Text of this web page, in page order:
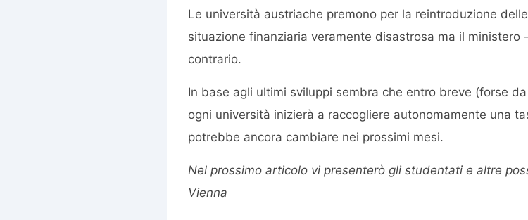
Le università austriache premono per la reintroduzione
situazione finanziaria veramente disastrosa ma il ministero
contrario.
In base agli ultimi sviluppi sembra che entro breve (forse
ogni università inizierà a raccogliere autonomamente una
potrebbe ancora cambiare nei prossimi mesi.
Nel prossimo articolo vi presenterò gli studentati e altre
Vienna